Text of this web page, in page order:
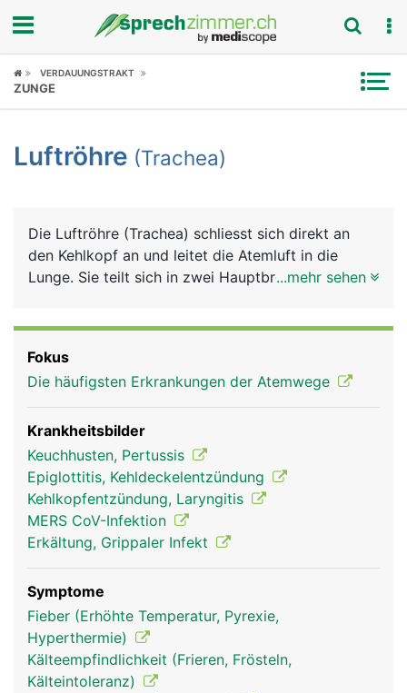
Fokus
Symptome
News
Rubriken
VERDAUUNGSTRAKT
ZUNGE
Luftröhre (Trachea)
Die Luftröhre (Trachea) schliesst sich direkt an
den Kehlkopf an und leitet die Atemluft in die
Lunge. Sie teilt sich in zwei Hauptbronchien, die in
und Festigkeit 16 bis 20 U-förmige
Knorpelspangen sorgen. Ihr Aussehen erinnert an
einen Staubsaugerschlauch. Die Innenwand wird
von einer Schleimhaut ausgekleidet, die mit
feinsten Flimmerhärchen ausgestattet ist. Der
Schleim fängt Fremdkörper wie Staub, Pollen oder
Bakterien ab, die mit der Luft eingeatmet werden
und die beweglichen Flimmerhärchen
transportieren den Schleim zurück in den Rachen
...mehr sehen
Fokus
Die häufigsten Erkrankungen der Atemwege
Krankheitsbilder
Keuchhusten, Pertussis
Epiglottitis, Kehldeckelentzündung
Kehlkopfentzündung, Laryngitis
MERS CoV-Infektion
Erkältung, Grippaler Infekt
Symptome
Fieber (Erhöhte Temperatur, Pyrexie,
Hyperthermie)
Kälteempfindlichkeit (Frieren, Frösteln,
Kälteintoleranz)